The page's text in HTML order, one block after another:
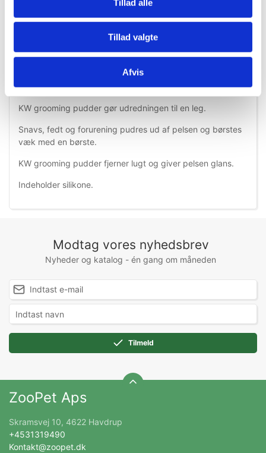
Tillad alle
Tillad valgte
Afvis
KW grooming pudder gør udredningen til en leg.
Snavs, fedt og forurening pudres ud af pelsen og børstes
væk med en børste.
KW grooming pudder fjerner lugt og giver pelsen glans.
Indeholder silikone.
Modtag vores nyhedsbrev
Nyheder og katalog - én gang om måneden
Tilmeld
ZooPet Aps
Skramsvej 10, 4622 Havdrup
+4531319490
Kontakt@zoopet.dk